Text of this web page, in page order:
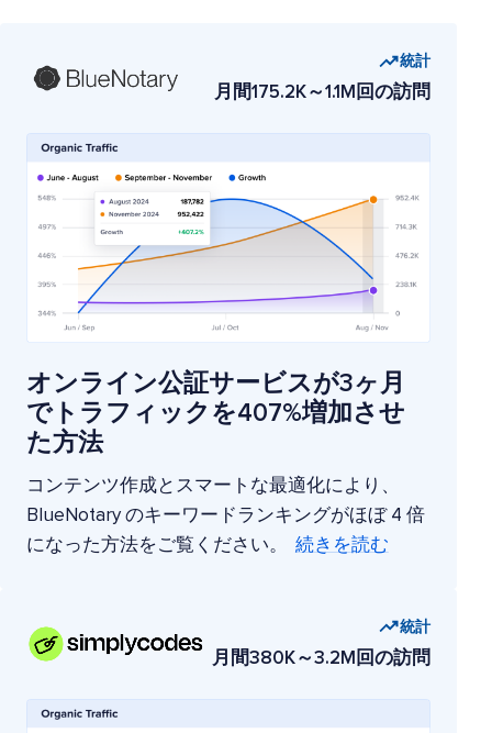
統計
月間175.2K～1.1M回の訪問
オンライン公証サービスが3ヶ月
でトラフィックを407%増加させ
た方法
コンテンツ作成とスマートな最適化により、
BlueNotary のキーワードランキングがほぼ 4 倍
になった方法をご覧ください。
続きを読む
統計
月間380K～3.2M回の訪問